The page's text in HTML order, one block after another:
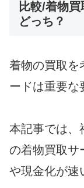
比較/着物
どっち？
着物の買取を
ードは重要な
本記事では、
の着物買取サ
や現金化が速